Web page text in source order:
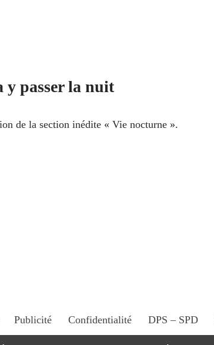
y passer la nuit
de la section inédite « Vie nocturne ».
Publicité Confidentialité DPS – SPD